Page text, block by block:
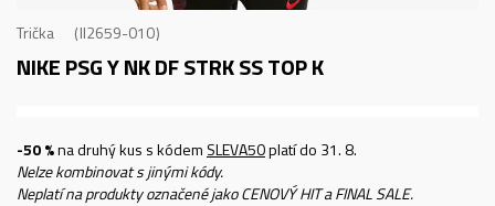
Trička II2659-010
NIKE PSG Y NK DF STRK SS TOP K
-50 %na druhý kus s kódem SLEVA50platí do 31. 8.
Nelze kombinovat s jinými kódy.
Neplatí na produkty označené jako CENOVÝ HIT a FINAL SALE.